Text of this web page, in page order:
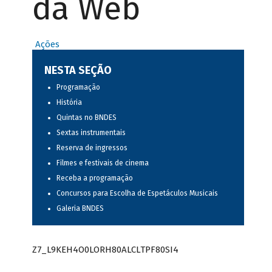
da Web
Ações
NESTA SEÇÃO
Programação
História
Quintas no BNDES
Sextas instrumentais
Reserva de ingressos
Filmes e festivais de cinema
Receba a programação
Concursos para Escolha de Espetáculos Musicais
Galeria BNDES
Z7_L9KEH4O0LORH80ALCLTPF80SI4